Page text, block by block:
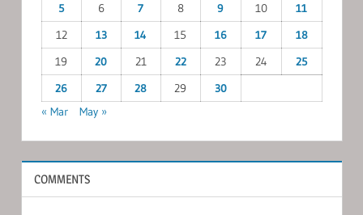
5
6 7 8 9 10
11
12
13 14 15 16 17
18
19
20 21 22 23 24
25
26
27 28 29
30
« Mar
May »
COMMENTS